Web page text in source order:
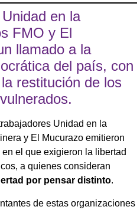
en la
FMO y El
llamado a la
del país, con
restitución de los
Unidad en la
y El Mucurazo emitieron
el que exigieron la libertad
a quienes consideran
por pensar distinto.
de estas organizaciones